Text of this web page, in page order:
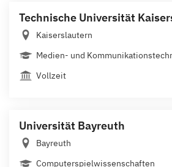
Technische Universität
Kaiserslautern
Medien- und
Vollzeit
Universität Bayreuth
Bayreuth
Computerspielwissenschaften